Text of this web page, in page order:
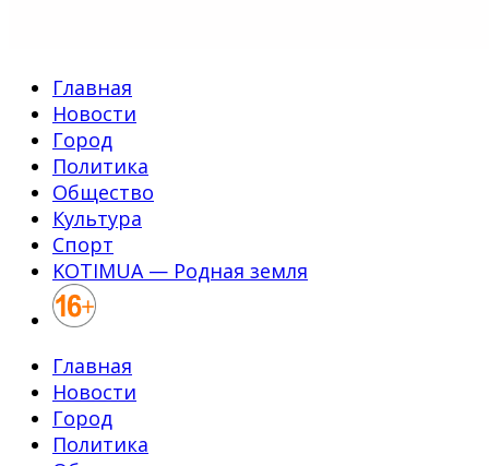
Главная
Новости
Город
Политика
Общество
Культура
Спорт
KOTIMUA — Родная земля
Главная
Новости
Город
Политика